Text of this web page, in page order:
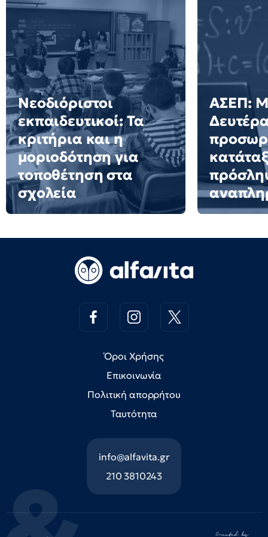
Νεοδιόριστοι
εκπαιδευτικοί: Τα
κριτήρια και η
μοριοδότηση για
τοποθέτηση στα
σχολεία
ΑΣΕΠ:
Όροι Χρήσης
Επικοινωνία
Πολιτική απορρήτου
Ταυτότητα
info@alfavita.gr
210 3810243